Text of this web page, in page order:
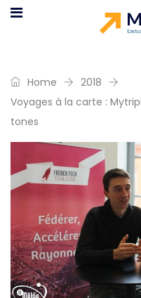
Home
2018
Voyages à la carte :
tones